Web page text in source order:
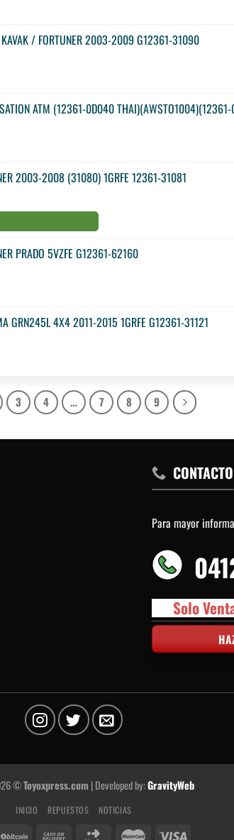
KAVAK / FORTUNER 2003-2009 G12361-31090
ATM (12361-0D040
2003-2008 (31080) 1GRFE 12361-31081
PRADO 5VZFE G12361-62160
GRN245L 4X4 2011-2015 1GRFE G12361-31121
3 4 … 7 8 9
CONTACTO
Para mayor
Solo
©Toyoxpress.com | Developed by:GravityWeb
INICIO REPUESTOS NOTICIAS